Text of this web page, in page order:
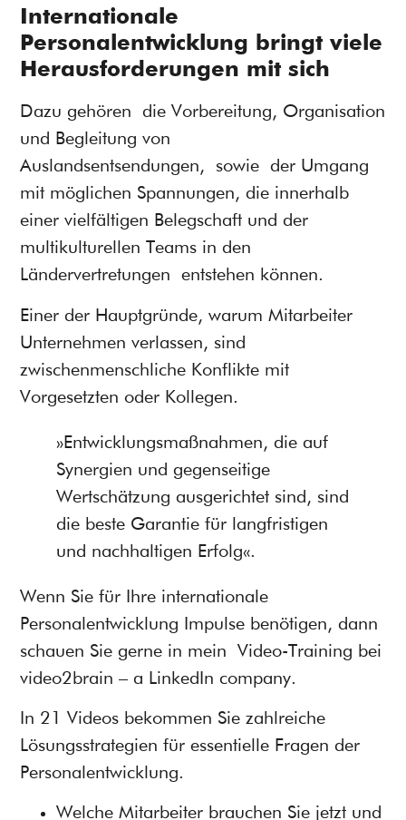
Internationale
Personalentwicklung bringt viele
Herausforderungen mit sich
Dazu gehörendie Vorbereitung, Organisation
und Begleitung von
Auslandsentsendungen, sowieder Umgang
mit möglichen Spannungen, die innerhalb
einer vielfältigen Belegschaft und der
multikulturellen Teams in den
Ländervertretungen entstehen können.
Einer der Hauptgründe, warum Mitarbeiter
Unternehmen verlassen, sind
zwischenmenschliche Konflikte mit
Vorgesetzten oder Kollegen.
»Entwicklungsmaßnahmen, die auf
Synergien und gegenseitige
Wertschätzung ausgerichtet sind, sind
die beste Garantie für langfristigen
und nachhaltigen Erfolg«.
Wenn Sie für Ihre internationale
Personalentwicklung Impulse benötigen, dann
schauen Sie gerne in meinVideo-Training bei
video2brain – a LinkedIn company.
In 21 Videos bekommen Sie zahlreiche
Lösungsstrategien für essentielle Fragen der
Personalentwicklung.
Welche Mitarbeiter brauchen Sie jetzt und